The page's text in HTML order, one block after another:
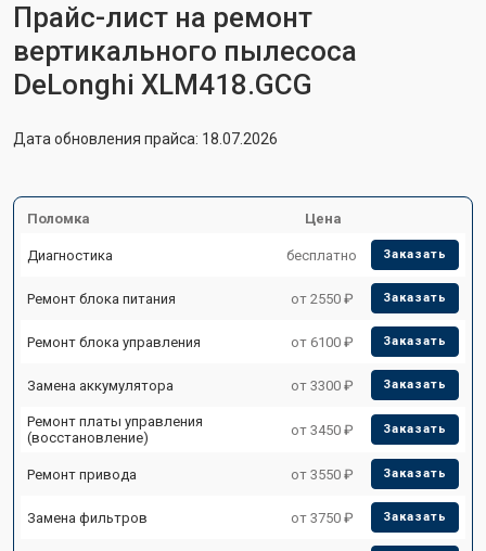
Прайс-лист на ремонт
вертикального пылесоса
DeLonghi XLM418.GCG
Дата обновления прайса: 18.07.2026
Поломка Цена
Диагностика бесплатно Заказать
Ремонт блока питания от 2550 ₽ Заказать
Ремонт блока управления от 6100 ₽ Заказать
Замена аккумулятора от 3300 ₽ Заказать
Ремонт платы управления
(восстановление)
от 3450 ₽ Заказать
Ремонт привода от 3550 ₽ Заказать
Замена фильтров от 3750 ₽ Заказать